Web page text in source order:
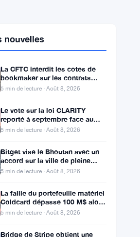
La CFTC interdit les cotes de
d’événements de Kalshi et
Polymarket
5 min de lecture · Août 8, 2026
Le vote sur la loi CLARITY
seuil des 60 voix pour le projet
5 min de lecture · Août 8, 2026